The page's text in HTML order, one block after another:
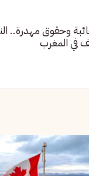
وحقوق مهدرة..
في المغرب